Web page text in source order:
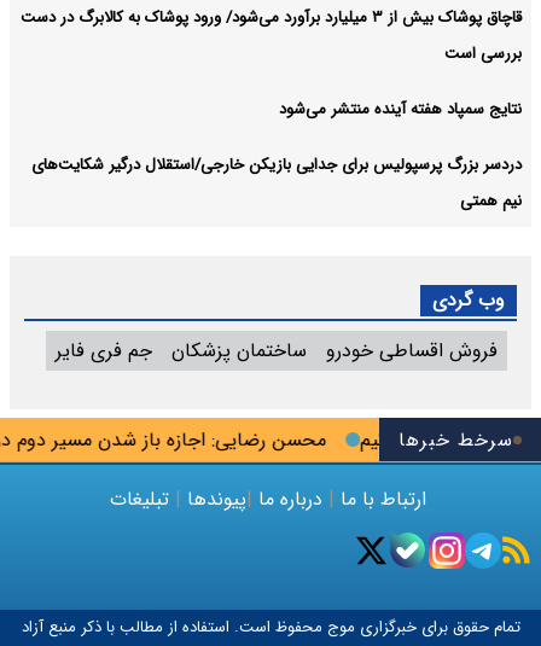
سرخط خبرها محسن رضایی: اجازه باز شدن مسیر دوم در به جاسوس تیم
قاچاق پوشاک بیش از ۳ میلیارد برآورد می‌شود/ ورود پوشاک به کالابرگ در دست
بررسی است
نتایج سمپاد هفته آینده منتشر می‌شود
دردسر بزرگ پرسپولیس برای جدایی بازیکن خارجی/استقلال درگیر شکایت‌های
نیم همتی
وب گردی
فروش اقساطی خودرو
ساختمان پزشکان جم فری فایر
ارتباط با ما | درباره ما |پیوندها | تبلیغات
تمام حقوق برای خبرگزاری موج محفوظ است. استفاده از مطالب با ذکر منبع آزاد